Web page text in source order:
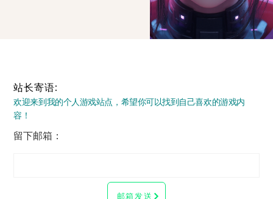
站长寄语:
欢迎来到我的个人游戏站点，希望你可以找到自己喜欢的游戏内
容！
留下邮箱：
邮箱发送